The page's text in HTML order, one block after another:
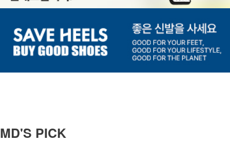
MD'S PICK